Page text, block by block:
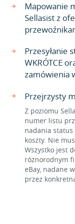
Mapowanie
Sellasist z
Przesyłanie
WKRÓTCE
zamówienia
Przejrzysty
Z poziomu
numer listu
nadania status
koszty. Nie
Wszystko jest
różnorodnym
eBay, nadane
przez